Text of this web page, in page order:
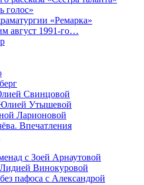
голос»
«Ремарка»
август 1991-го…
Свинцовой
Утышевой
Ларионовой
Впечатления
с Зоей Арнаутовой
Винокуровой
пафоса с Александрой